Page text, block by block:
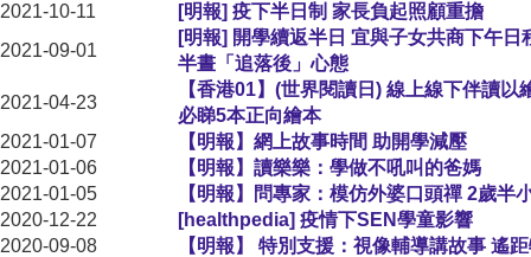
2021-10-11
[明報] 疫下半日制 家長負起照顧重擔
2021-09-01
[明報] 開學續返半日 宜與子女共商下午日
半晝「追落後」心態
2021-04-23
【香港01】(世界閱讀日) 線上線下伴讀
必睇5本正向繪本
2021-01-07
【明報】網上故事時間 助開學減壓
2021-01-06
【明報】讀樂樂：學做不吼叫的爸媽
2021-01-05
【明報】問專家：模仿外婆口頭禪 2歲半
2020-12-22
[healthpedia] 疫情下SEN學童影響
2020-09-08
【明報】 特別支援：視像輔導講故事 遙